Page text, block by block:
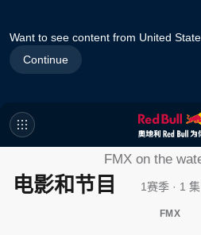
Want to see content from United
Continue
电影和节目
Luc
FMX on the
1赛季 · 1 集
FMX